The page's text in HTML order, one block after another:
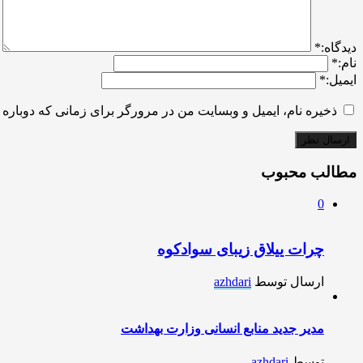
ديدگاه:*
نام:*
ایمیل:*
ذخیره نام، ایمیل و وبسایت من در مرورگر برای زمانی که
مطالب محبوب
0
چرات ییلاق زیبای سوادکوه
ارسال توسط azhdari
مدیر جدید منابع انسانی وزارت بهداشت